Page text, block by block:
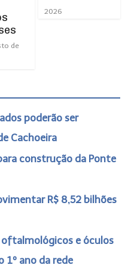
de
2026
poderão ser
Cachoeira
construção da Ponte
R$ 8,52 bilhões
e óculos
ano da rede